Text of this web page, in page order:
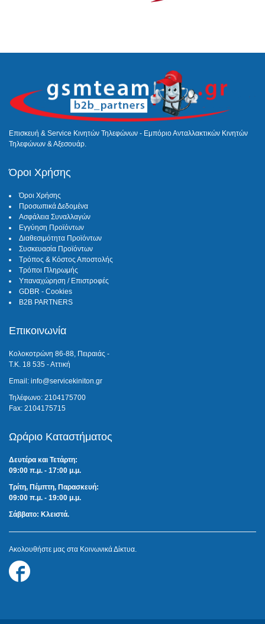
Επισκευή & Service Κινητών Τηλεφώνων - Εμπόριο Ανταλλακτικών Κινητών
Τηλεφώνων & Αξεσουάρ.
Όροι Χρήσης
Όροι Χρήσης
Προσωπικά Δεδομένα
Ασφάλεια Συναλλαγών
Εγγύηση Προϊόντων
Διαθεσιμότητα Προϊόντων
Συσκευασία Προϊόντων
Τρόπος & Κόστος Αποστολής
Τρόποι Πληρωμής
Υπαναχώρηση / Επιστροφές
GDBR - Cookies
B2B PARTNERS
Επικοινωνία
Κολοκοτρώνη 86-88, Πειραιάς -
Τ.Κ. 18 535 - Αττική
Email: info@servicekiniton.gr
Τηλέφωνο: 2104175700
Fax: 2104175715
Ωράριο Καταστήματος
Δευτέρα και Τετάρτη:
09:00 π.μ. - 17:00 μ.μ.
Τρίτη, Πέμπτη, Παρασκευή:
09:00 π.μ. - 19:00 μ.μ.
Σάββατο: Κλειστά.
Ακολουθήστε μας στα Κοινωνικά Δίκτυα.
us